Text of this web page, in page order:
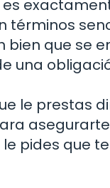
es
términos
bien que se
una
le prestas
pides que